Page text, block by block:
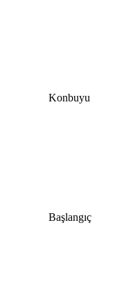
Konbuyu
Başlangıç